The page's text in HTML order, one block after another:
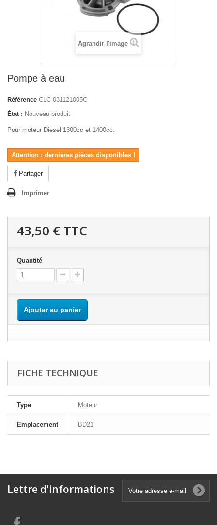
Agrandir l'image
Pompe à eau
Référence CLC 031121005C
État : Nouveau produit
Pour moteur Diesel 1300cc et 1400cc.
Attention : dernières pièces disponibles !
Partager
Imprimer
43,50 € TTC
Quantité
Ajouter au panier
FICHE TECHNIQUE
Type Moteur
Emplacement BD21
Lettre d'informations